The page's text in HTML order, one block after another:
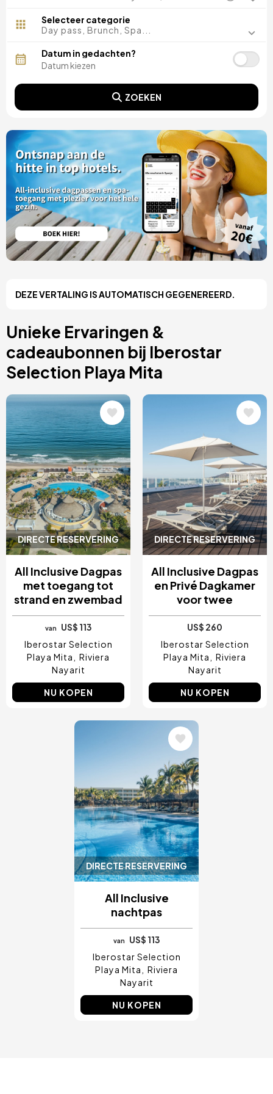
Costa del Sol, Spanje
Ibiza, Spanje
Tenerife, Spanje
Cádiz, Spanje
Pontevedra, Spanje
Parijs, Frankrijk
Lissabon, Portugal
Girona, Spanje
Gran Canaria, Spanje
Rome, Italië
Valencia, Spanje
Granada, Spanje
Porto, Portugal
Punta Cana, Dominicaanse Republiek
Caceres, Spanje
Asturië, Spanje
Riviera Maya, Mexico
Costa Blanca, Spanje
Amsterdam, Nederland
Vila Nova de Gaia, Portugal
Selecteer categorie
Day pass, Brunch, Spa...
Datum in gedachten?
ZOEKEN
DEZE VERTALING IS AUTOMATISCH GEGENEREERD.
Unieke Ervaringen &
cadeaubonnen bij Iberostar
Selection Playa Mita
DIRECTE RESERVERING
Afbeelding
All Inclusive Dagpas
met toegang tot
strand en zwembad
van
US$ 113
Iberostar Selection
Playa Mita
Riviera
Nayarit
NU KOPEN
DIRECTE RESERVERING
All Inclusive Dagpas
en Privé Dagkamer
voor twee
US$ 260
Iberostar Selection
Playa Mita
Riviera
Nayarit
NU KOPEN
DIRECTE RESERVERING
All Inclusive
nachtpas
van
US$ 113
Iberostar Selection
Playa Mita
Riviera
Nayarit
NU KOPEN